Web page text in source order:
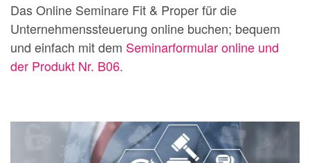
Das Online Seminare Fit & Proper für die
Unternehmenssteuerung online buchen; bequem
und einfach mit dem Seminarformular online und
der Produkt Nr. B06.